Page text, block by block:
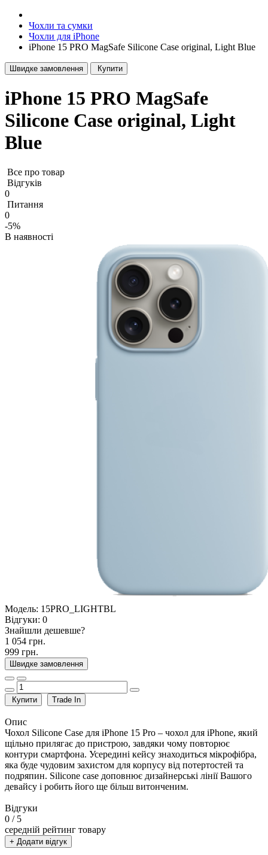
Чохли та сумки
Чохли для iPhone
iPhone 15 PRO MagSafe Silicone Case original, Light Blue
Швидке замовлення Купити
iPhone 15 PRO MagSafe
Silicone Case original, Light
Blue
Все про товар
Відгуків
0
Питання
0
-5%
В наявності
Модель: 15PRO_LIGHTBL
Відгуки: 0
Знайшли дешевше?
1 054 грн.
999 грн.
Швидке замовлення
Купити Trade In
Опис
Чохол Silicone Case для iPhone 15 Pro – чохол для iPhone, який
щільно прилягає до пристрою, завдяки чому повторює
контури смартфона. Усередині кейсу знаходиться мікрофібра,
яка буде чудовим захистом для корпусу від потертостей та
подряпин. Silicone case доповнює дизайнерські лінії Вашого
девайсу і робить його ще більш витонченим.
Відгуки
0 / 5
середній рейтинг товару
+ Додати відгук